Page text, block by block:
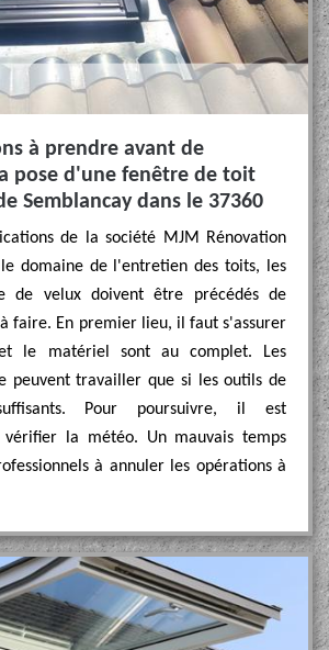
à prendre avant de
pose d'une fenêtre de toit
Semblancay dans le 37360
de la société MJM Rénovation
domaine de l'entretien des toits, les
de velux doivent être précédés de
à faire. En premier lieu, il faut s'assurer
le matériel sont au complet. Les
peuvent travailler que si les outils de
Pour poursuivre, il est
vérifier la météo. Un mauvais temps
à annuler les opérations à